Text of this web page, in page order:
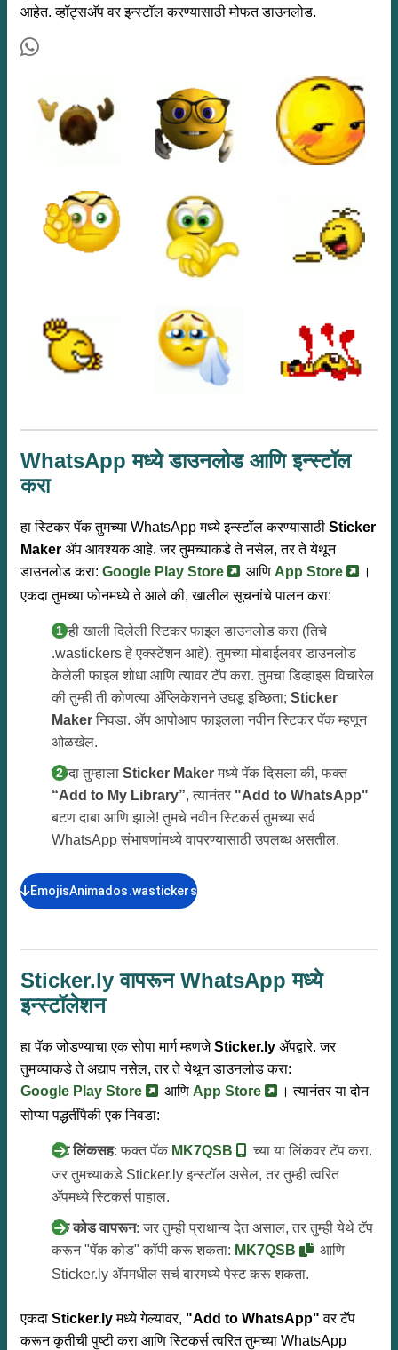
आहेत. व्हॉट्सअ‍ॅप वर इन्स्टॉल करण्यासाठी मोफत डाउनलोड.
WhatsApp मध्ये डाउनलोड आणि इन्स्टॉल
करा
हा स्टिकर पॅक तुमच्या WhatsApp मध्ये इन्स्टॉल करण्यासाठी Sticker
Maker ॲप आवश्यक आहे. जर तुमच्याकडे ते नसेल, तर ते येथून
डाउनलोड करा: Google Play Store आणि App Store
।
एकदा तुमच्या फोनमध्ये ते आले की, खालील सूचनांचे पालन करा:
आम्ही खाली दिलेली स्टिकर फाइल डाउनलोड करा (तिचे
.wastickers हे एक्स्टेंशन आहे). तुमच्या मोबाईलवर डाउनलोड
केलेली फाइल शोधा आणि त्यावर टॅप करा. तुमचा डिव्हाइस विचारेल
की तुम्ही ती कोणत्या ॲप्लिकेशनने उघडू इच्छिता; Sticker
Makerनिवडा. ॲप आपोआप फाइलला नवीन स्टिकर पॅक म्हणून
ओळखेल.
एकदा तुम्हाला Sticker Makerमध्ये पॅक दिसला की, फक्त
“Add to My Library”, त्यानंतर "Add to WhatsApp"
बटण दाबा आणि झाले! तुमचे नवीन स्टिकर्स तुमच्या सर्व
WhatsApp संभाषणांमध्ये वापरण्यासाठी उपलब्ध असतील.
EmojisAnimados.wastickers
Sticker.ly वापरून WhatsApp मध्ये
इन्स्टॉलेशन
हा पॅक जोडण्याचा एक सोपा मार्ग म्हणजेSticker.ly ॲपद्वारे. जर
तुमच्याकडे ते अद्याप नसेल, तर ते येथून डाउनलोड करा:
Google Play Store
आणि App Store
। त्यानंतर या दोन
सोप्या पद्धतींपैकी एक निवडा:
थेट लिंकसह: फक्त पॅक MK7QSB
च्या या लिंकवर टॅप करा.
जर तुमच्याकडे Sticker.ly इन्स्टॉल असेल, तर तुम्ही त्वरित
ॲपमध्ये स्टिकर्स पाहाल.
पॅक कोड वापरून: जर तुम्ही प्राधान्य देत असाल, तर तुम्ही येथे टॅप
करून "पॅक कोड" कॉपी करू शकता: MK7QSB
आणि
Sticker.ly ॲपमधील सर्च बारमध्ये पेस्ट करू शकता.
एकदा Sticker.lyमध्ये गेल्यावर, "Add to WhatsApp" वर टॅप
करून कृतीची पुष्टी करा आणि स्टिकर्स त्वरित तुमच्या WhatsApp